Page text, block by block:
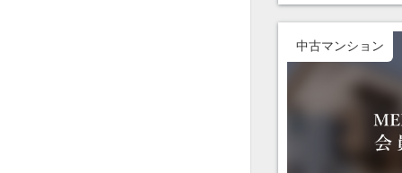
中古マンション